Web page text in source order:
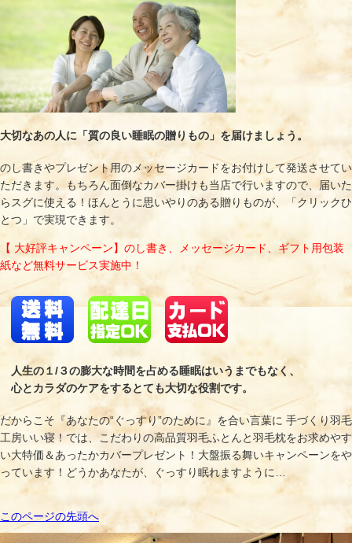
大切なあの人に「質の良い睡眠の贈りもの」を届けましょう。
のし書きやプレゼント用のメッセージカードをお付けして発送させてい
ただきます。もちろん面倒なカバー掛けも当店で行いますので、届いた
らスグに使える！ほんとうに思いやりのある贈りものが、「クリックひ
とつ」で実現できます。
【 大好評キャンペーン】のし書き、メッセージカード、ギフト用包装
紙など無料サービス実施中！
人生の１/３の膨大な時間を占める睡眠はいうまでもなく、
心とカラダのケアをするとても大切な役割です。
だからこそ『あなたの“ぐっすり”のために』を合い言葉に 手づくり羽毛
工房いい寝！では、こだわりの高品質羽毛ふとんと羽毛枕をお求めやす
い大特価＆あったかカバープレゼント！大盤振る舞いキャンペーンをや
っています！どうかあなたが、ぐっすり眠れますように…
このページの先頭へ